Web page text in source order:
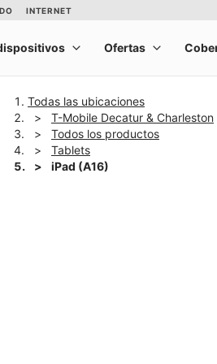
Todas las ubicaciones
T-Mobile Decatur & Charleston
Todos los productos
Tablets
iPad (A16)
This carousel shows one large product